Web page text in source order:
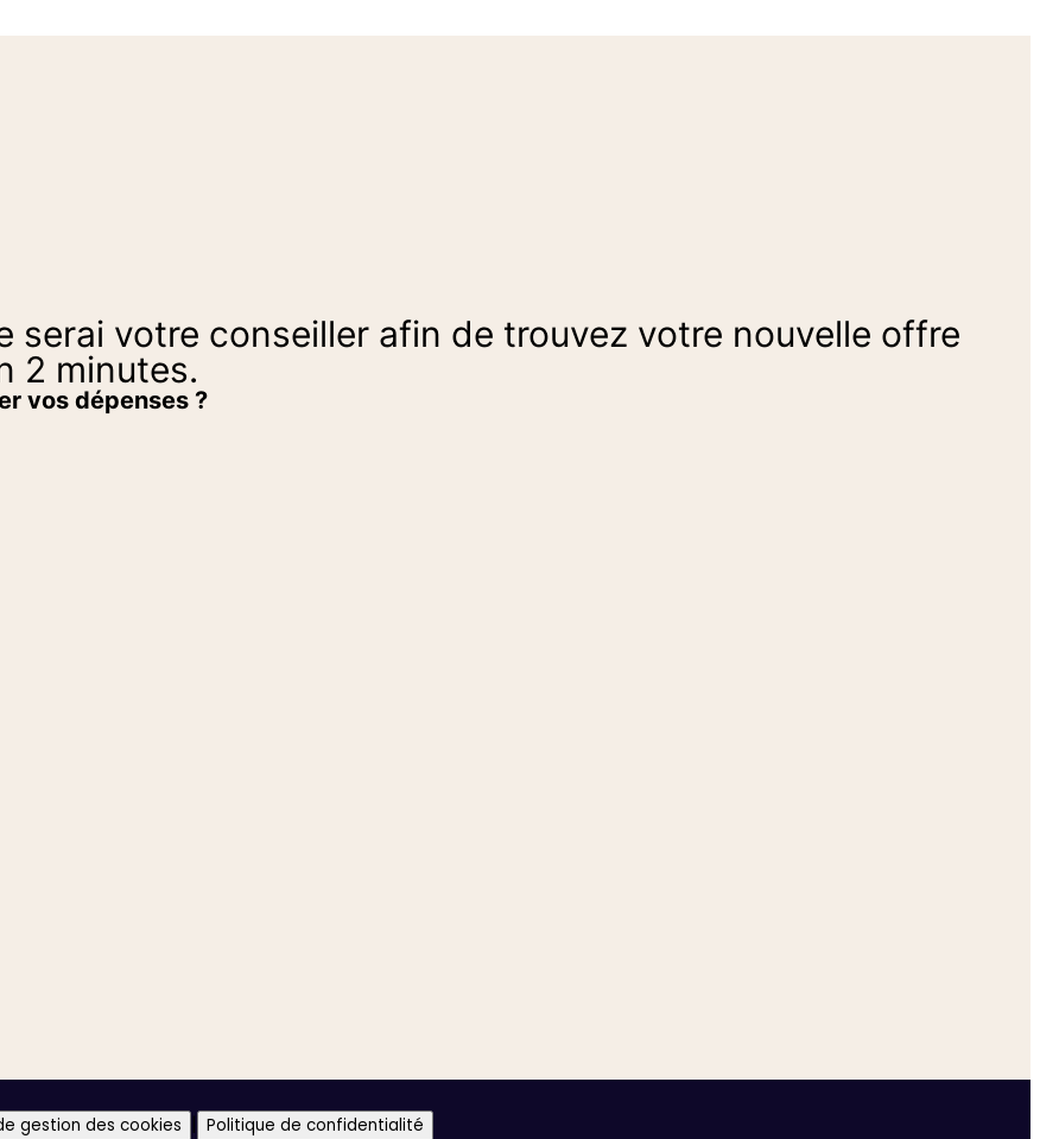
serai votre conseiller afin de trouvez votre nouvelle offre
2 minutes.
vos dépenses ?
gestion des cookies | Politique de confidentialité